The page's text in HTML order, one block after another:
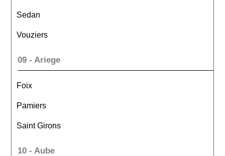
Sedan
Vouziers
09 - Ariege
Foix
Pamiers
Saint Girons
10 - Aube